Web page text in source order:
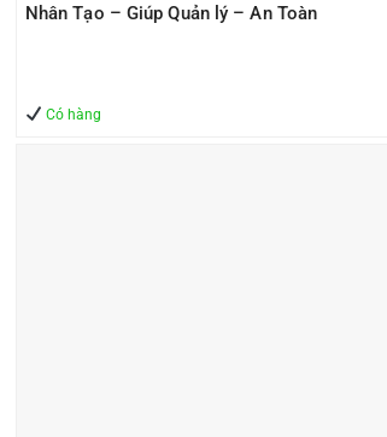
Nhân Tạo – Giúp Quản lý – An Toàn
Có hàng